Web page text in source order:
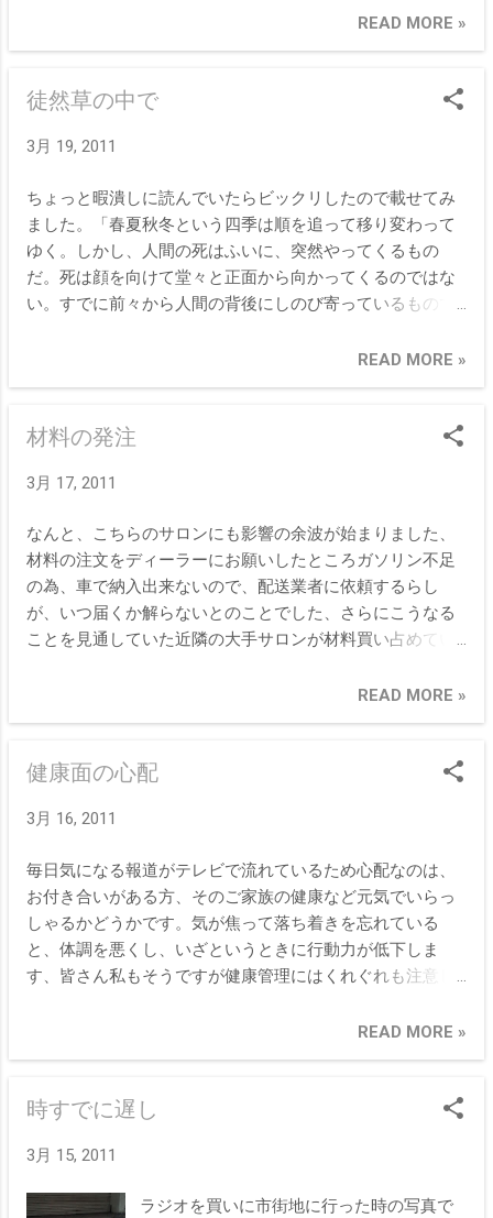
READ MORE »
徒然草の中で
3月 19, 2011
ちょっと暇潰しに読んでいたらビックリしたので載せてみ
ました。「春夏秋冬という四季は順を追って移り変わって
ゆく。しかし、人間の死はふいに、突然やってくるもの
だ。死は顔を向けて堂々と正面から向かってくるのではな
い。すでに前々から人間の背後にしのび寄っているもので
として考えないうちに、突如として訪れてくる。まるで満
のと同じである。」 兼好法師の言葉ですが、まるで津波を
ったのではと考えさせられました。
READ MORE »
材料の発注
3月 17, 2011
なんと、こちらのサロンにも影響の余波が始まりました、
材料の注文をディーラーにお願いしたところガソリン不足
の為、車で納入出来ないので、配送業者に依頼するらし
が、いつ届くか解らないとのことでした、さらにこうなる
ことを見通していた近隣の大手サロンが材料買い占めてい
態とのこと、したがって希望の商品が発注出来ませんでし
た、さらにあるものでお願いした材料もいつ届くか不安な
が、こんな状況が長引くと、先行き不透明です。ですが今
ます。運が良いことに、ここは停電無しなので、助かりま
かったです。今のところそれだけでも喜ぶことにしたいと
思います。
READ MORE »
健康面の心配
3月 16, 2011
毎日気になる報道がテレビで流れているため心配なのは、
お付き合いがある方、そのご家族の健康など元気でいらっ
しゃるかどうかです。気が焦って落ち着きを忘れている
と、体調を悪くし、いざというときに行動力が低下しま
す、皆さん私もそうですが健康管理にはくれぐれも注意し
READ MORE »
時すでに遅し
3月 15, 2011
ラジオを買いに市街地に行った時の写真で